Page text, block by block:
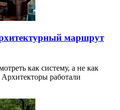
маршрут
как систему, а не как
работали